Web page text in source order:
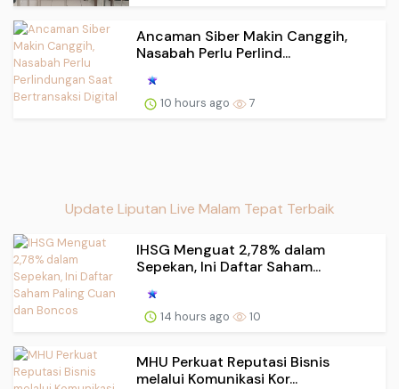
Ancaman Siber Makin Canggih,
Nasabah Perlu Perlind...
10 hours ago 7
Update Liputan Live Malam Tepat Terbaik
IHSG Menguat 2,78% dalam
Sepekan, Ini Daftar Saham...
14 hours ago 10
MHU Perkuat Reputasi Bisnis
melalui Komunikasi Kor...